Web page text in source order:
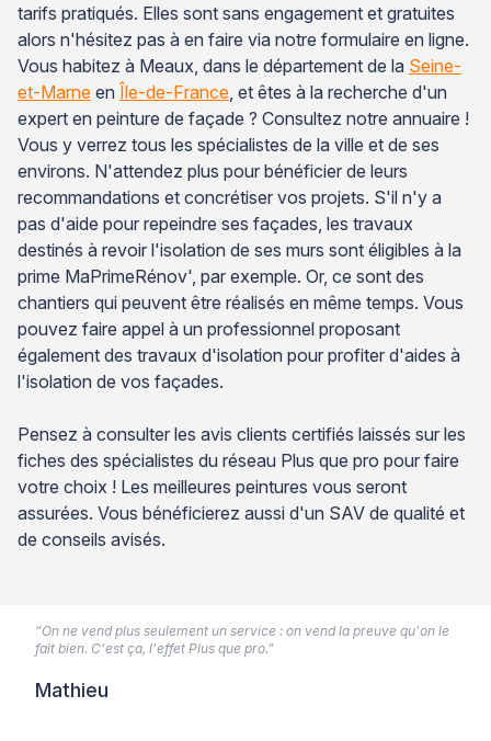
tarifs pratiqués. Elles sont sans engagement et gratuites
alors n'hésitez pas à en faire via notre formulaire en ligne.
Vous habitez à Meaux, dans le département de la Seine-
et-Marne en Île-de-France , et êtes à la recherche d'un
expert en peinture de façade ? Consultez notre annuaire !
Vous y verrez tous les spécialistes de la ville et de ses
environs. N'attendez plus pour bénéficier de leurs
recommandations et concrétiser vos projets. S'il n'y a
pas d'aide pour repeindre ses façades, les travaux
destinés à revoir l'isolation de ses murs sont éligibles à la
prime MaPrimeRénov', par exemple. Or, ce sont des
chantiers qui peuvent être réalisés en même temps. Vous
pouvez faire appel à un professionnel proposant
également des travaux d'isolation pour profiter d'aides à
l'isolation de vos façades.
Pensez à consulter les avis clients certifiés laissés sur les
fiches des spécialistes du réseau Plus que pro pour faire
votre choix ! Les meilleures peintures vous seront
assurées. Vous bénéficierez aussi d'un SAV de qualité et
de conseils avisés.
“On ne vend plus seulement un service : on vend la preuve qu'on le
fait bien. C'est ça, l'effet Plus que pro.”
Mathieu